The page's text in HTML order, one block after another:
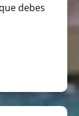
debes